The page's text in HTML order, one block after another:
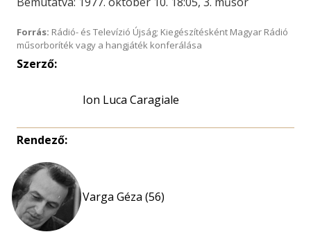
Forrás: Rádió- és Televízió Újság; Kiegészítésként Magyar Rádió
műsorboríték vagy a hangjáték konferálása
Szerző:
Ion Luca Caragiale
Rendező:
Varga Géza (56)